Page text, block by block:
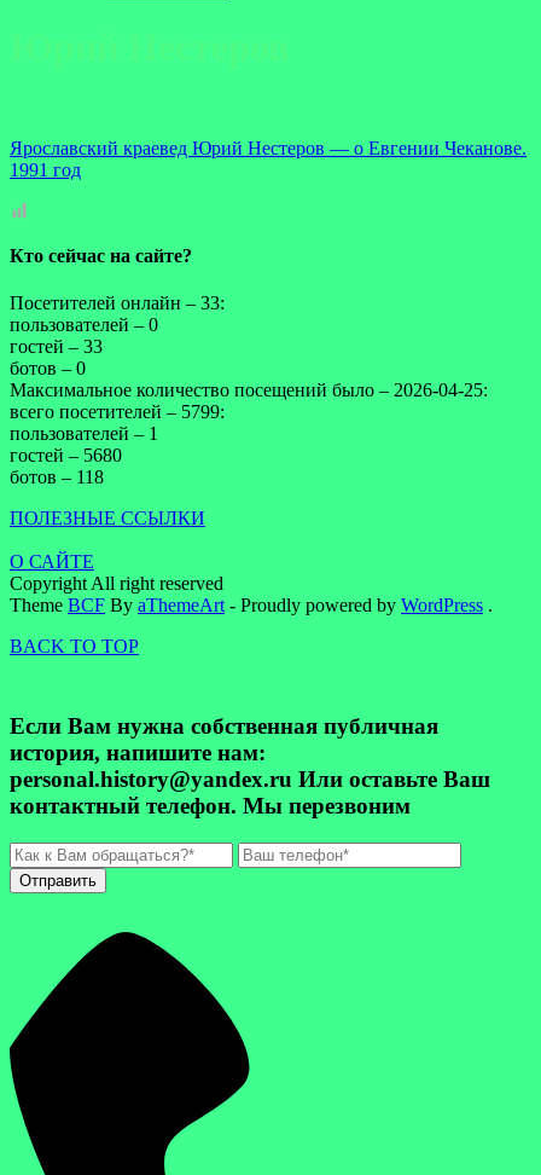
Ярославский краевед Юрий Нестеров — о Евгении Чеканове.
1991 год
Кто сейчас на сайте?
Посетителей онлайн – 33:
пользователей – 0
гостей – 33
ботов – 0
Максимальное количество посещений было – 2026-04-25:
всего посетителей – 5799:
пользователей – 1
гостей – 5680
ботов – 118
ПОЛЕЗНЫЕ ССЫЛКИ
О САЙТЕ
Copyright All right reserved
Theme BCF By aThemeArt- Proudly powered by WordPress .
BACK TO TOP
Если Вам нужна собственная публичная
история, напишите нам:
personal.history@yandex.ru Или оставьте Ваш
контактный телефон. Мы перезвоним
Отправить